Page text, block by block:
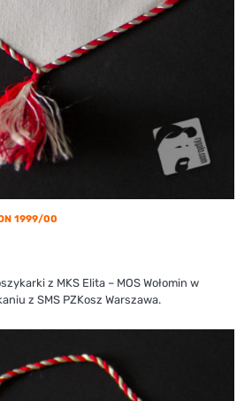
1999/00
z MKS Elita – MOS Wołomin w
z SMS PZKosz Warszawa.